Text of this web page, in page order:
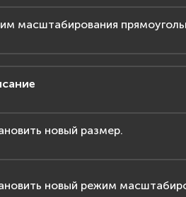
масштабирования
новый размер.
новый режим